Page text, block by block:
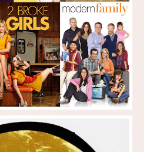
COMÉDIA #1